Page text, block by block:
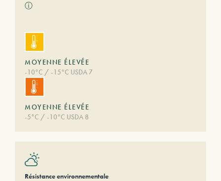
ⓘ
MOYENNE ÉLEVÉE
-10°C / -15°C USDA 7
MOYENNE ÉLEVÉE
-5°C / -10°C USDA 8
Résistance environnementale